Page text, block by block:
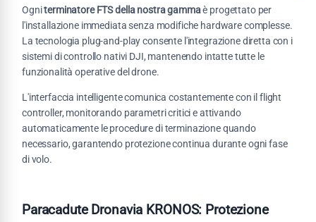
Ogniterminatore FTS della nostra gammaè progettato per
l'installazione immediata senza modifiche hardware complesse.
La tecnologia plug-and-play consente l'integrazione diretta con i
sistemi di controllo nativi DJI, mantenendo intatte tutte le
funzionalità operative del drone.
L'interfaccia intelligente comunica costantemente con il flight
controller, monitorando parametri critici e attivando
automaticamente le procedure di terminazione quando
necessario, garantendo protezione continua durante ogni fase
di volo.
Paracadute Dronavia KRONOS: Protezione